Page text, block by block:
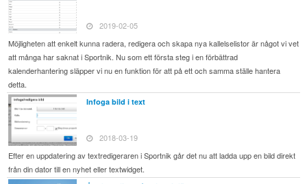
2019-02-05
Möjligheten att enkelt kunna radera, redigera och skapa nya kallelselistor är något vi vet
att många har saknat i Sportnik. Nu som ett första steg i en förbättrad
kalenderhantering släpper vi nu en funktion för att på ett och samma ställe hantera
detta.
Infoga bild i text
2018-03-19
Efter en uppdatering av textredigeraren i Sportnik går det nu att ladda upp en bild direkt
från din dator till en nyhet eller textwidget.